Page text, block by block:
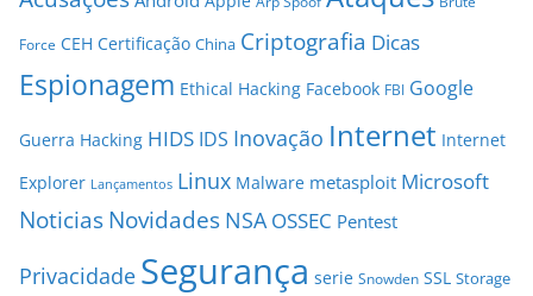
Force CEH Certificação China Criptografia Dicas
Espionagem Ethical Hacking Facebook FBI Google
Guerra Hacking HIDS IDS Inovação Internet Internet
Explorer Lançamentos Linux Malware metasploit Microsoft
NoticiasNovidades NSA OSSEC Pentest
Privacidade Segurança serie Snowden SSL Storage